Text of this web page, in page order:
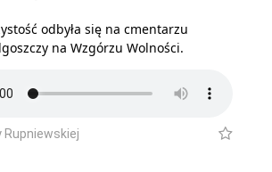
odbyła się na cmentarzu
na Wzgórzu Wolności.
Rupniewskiej